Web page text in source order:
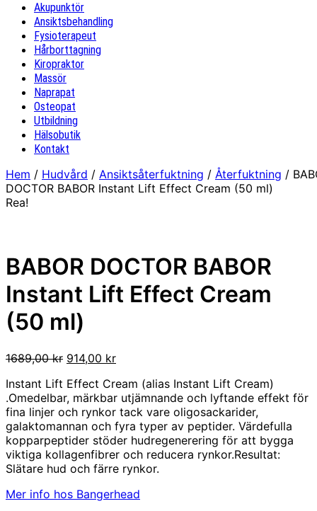
Akupunktör
Ansiktsbehandling
Fysioterapeut
Hårborttagning
Kiropraktor
Massör
Naprapat
Osteopat
Utbildning
Hälsobutik
Kontakt
Hem / Hudvård / Ansiktsåterfuktning / Återfuktning /
DOCTOR BABOR Instant Lift Effect Cream (50 ml)
Rea!
BABOR DOCTOR BABOR
Instant Lift Effect Cream
(50 ml)
1689,00kr Det
priset
var:
1689,00 kr.
914,00 krDet
priset
är:
914,00 kr.
Instant Lift Effect Cream (alias Instant Lift Cream)
.Omedelbar, märkbar utjämnande och lyftande effekt för
fina linjer och rynkor tack vare oligosackarider,
galaktomannan och fyra typer av peptider. Värdefulla
kopparpeptider stöder hudregenerering för att bygga
viktiga kollagenfibrer och reducera rynkor.Resultat:
Slätare hud och färre rynkor.
Mer info hos Bangerhead